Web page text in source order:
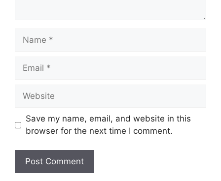
Save my name, email, and website in this
browser for the next time I comment.